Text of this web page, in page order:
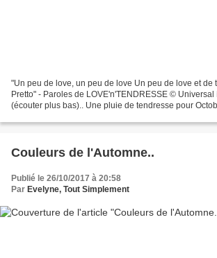
"Un peu de love, un peu de love Un peu de love et de
Pretto" - Paroles de LOVE'n'TENDRESSE ©
(écouter plus bas).. Une pluie de tendresse pour
Couleurs de l'Automne..
Publié le 26/10/2017 à 20:58
Par Evelyne, Tout Simplement